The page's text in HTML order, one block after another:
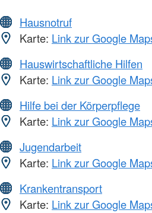
Hausnotruf
Karte: Link zur Google
Hauswirtschaftliche Hilfen
Karte: Link zur Google
Hilfe bei der Körperpflege
Karte: Link zur Google
Jugendarbeit
Karte: Link zur Google
Krankentransport
Karte: Link zur Google